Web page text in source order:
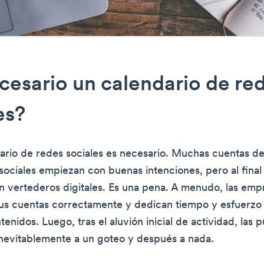
un calendario de
de redes sociales es necesario. Muchas cuentas
empiezan con buenas intenciones, pero al final
vertederos digitales. Es una pena. A menudo, las
cuentas correctamente y dedican tiempo y esfuerzo
Luego, tras el aluvión inicial de actividad, las
a un goteo y después a nada.